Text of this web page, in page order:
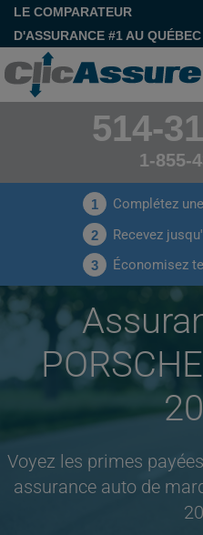
LE COMPARATEUR
D'ASSURANCE #1 AU QUÉBEC
514-
1-855-
1 Complétez
2 Recevez
3 Économisez
Voyez les primes
assurance auto de